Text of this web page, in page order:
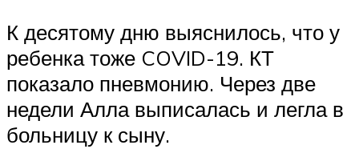
К десятому дню выяснилось, что у
ребенка тоже COVID-19. КТ
показало пневмонию. Через две
недели Алла выписалась и легла в
больницу к сыну.